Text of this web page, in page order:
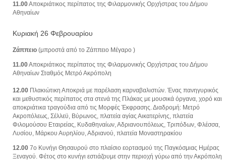
11.00Αποκριάτικος περίπατος της Φιλαρμονικής Ορχήστρας του Δήμου
Αθηναίων
Κυριακή 26 Φεβρουαρίου
Ζάππειο (μπροστά από το Ζάππειο Μέγαρο )
11.00Αποκριάτικος περίπατος της Φιλαρμονικής Ορχήστρας του Δήμου
Αθηναίων Σταθμός Μετρό Ακρόπολη
12.00 Πλακιώτικη Αποκριά με παρέλαση καρναβαλιστών. Ένας πανηγυρικός
και μεθυστικός περίπατος στα στενά της Πλάκας με μουσικά όργανα, χορό και
αποκριάτικα τραγούδια από τις Μορφές Έκφρασης. Διαδρομή: Mετρό
Ακροπόλεως, Σέλλεϋ, Βύρωνος, πλατεία αγίας Αικατερίνης, πλατεία
Φιλομούσου Εταιρείας, Κυδαθηναίων, Αδριανουπόλεως, Τριπόδων, Φλέσσα,
Λυσίου, Μάρκου Αυρηλίου, Αδριανού, πλατεία Μοναστηρακίου
12.00 7ο Κυνήγι Θησαυρού στο πλαίσιο εορτασμού της Παγκόσμιας Ημέρας
Ξεναγού. Φέτος στο κυνήγι εστιάζουμε στην περιοχή γύρω από την Ακρόπολη